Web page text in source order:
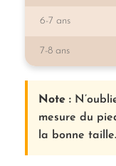
6-7 ans
7-8 ans
Note :
mesure du
la bonne taille.